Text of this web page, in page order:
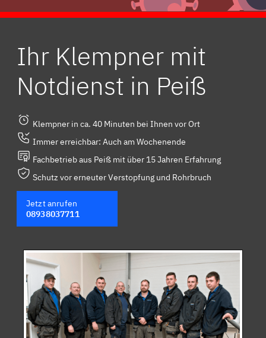
Ihr Klempner mit
Notdienst in Peiß
Klempner in ca. 40 Minuten bei Ihnen vor Ort
Immer erreichbar: Auch am Wochenende
Fachbetrieb aus Peiß mit über 15 Jahren Erfahrung
Schutz vor erneuter Verstopfung und Rohrbruch
Jetzt anrufen
08938037711